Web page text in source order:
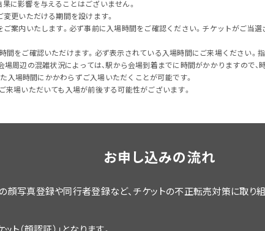
に影響を与えることはございません。
更いただける期間を設けます。
案内いたします。必ず事前に入場時間をご確認ください。チケットがご当
間をご確認いただけます。必ず表示されている入場時間にご来場ください。
場周辺の混雑状況によっては、駅から会場到着までに時間がかかりますので、
入場時間にかかわらずご入場いただくことが可能です。
来場いただいても入場が前後する可能性がございます。
お申し込みの流れ
顔写真登録や同行者登録など、チケットの不正転売対策に取り